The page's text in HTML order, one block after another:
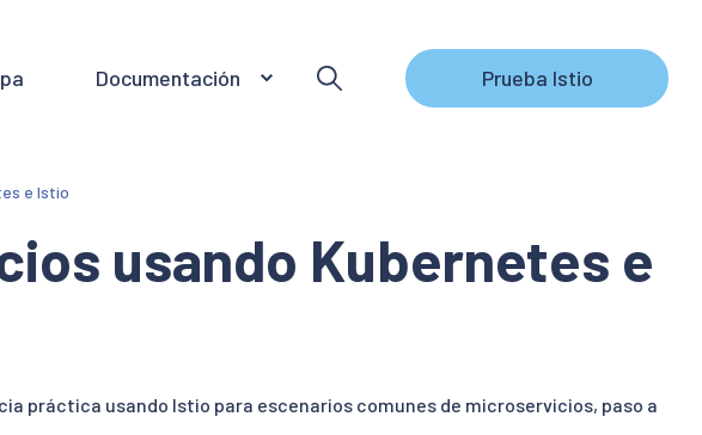
Documentación Prueba Istio
e Istio
usando Kubernetes e
práctica usando Istio para escenarios comunes de microservicios, paso a